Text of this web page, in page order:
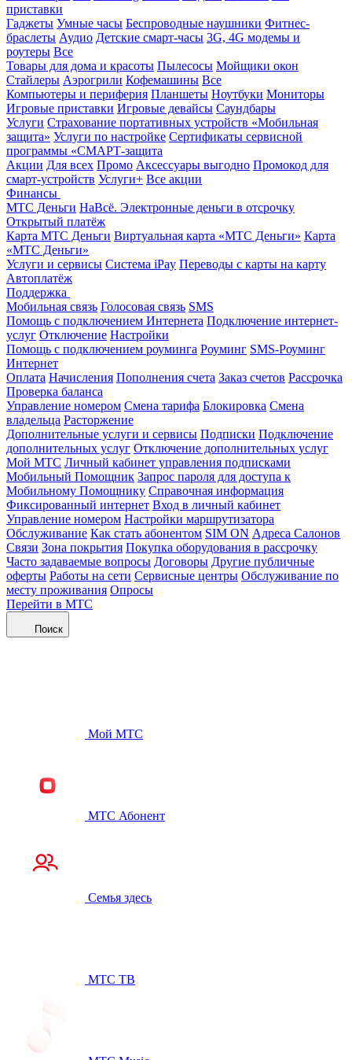
приставки
Гаджеты Умные часы Беспроводные наушники Фитнес-
браслеты Аудио Детские смарт-часы 3G, 4G модемы и
роутеры Все
Товары для дома и красоты Пылесосы Мойщики окон
Стайлеры Аэрогрили Кофемашины Все
Компьютеры и периферия Планшеты Ноутбуки Мониторы
Игровые приставки Игровые девайсы Саундбары
Услуги Страхование портативных устройств «Мобильная
защита» Услуги по настройке Сертификаты сервисной
программы «СМАРТ-защита
Акции Для всех Промо Аксессуары выгодно Промокод для
смарт-устройств Услуги+ Все акции
Финансы
МТС Деньги НаВсё. Электронные деньги в отсрочку
Открытый платёж
Карта МТС Деньги Виртуальная карта «МТС Деньги» Карта
«МТС Деньги»
Услуги и сервисы Система iPay Переводы с карты на карту
Автоплатёж
Поддержка
Мобильная связь Голосовая связь SMS
Помощь с подключением Интернета Подключение интернет-
услуг Отключение Настройки
Помощь с подключением роуминга Роуминг SMS-Роуминг
Интернет
Оплата Начисления Пополнения счета Заказ счетов Рассрочка
Проверка баланса
Управление номером Смена тарифа Блокировка Смена
владельца Расторжение
Дополнительные услуги и сервисы Подписки Подключение
дополнительных услуг Отключение дополнительных услуг
Мой МТС Личный кабинет управления подписками
Мобильный Помощник Запрос пароля для доступа к
Мобильному Помощнику Справочная информация
Фиксированный интернет Вход в личный кабинет
Управление номером Настройки маршрутизатора
Обслуживание Как стать абонентом SIM ON Адреса Салонов
Связи Зона покрытия Покупка оборудования в рассрочку
Часто задаваемые вопросы Договоры Другие публичные
оферты Работы на сети Сервисные центры Обслуживание по
месту проживания Опросы
Перейти в МТС
Поиск
Мой МТС
МТС Абонент
Семья здесь
МТС ТВ